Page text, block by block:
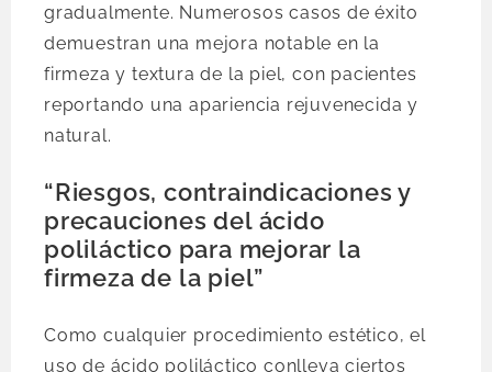
gradualmente. Numerosos casos de éxito
demuestran una mejora notable en la
firmeza y textura de la piel, con pacientes
reportando una apariencia rejuvenecida y
natural.
“Riesgos, contraindicaciones y
precauciones del ácido
poliláctico para mejorar la
firmeza de la piel”
Como cualquier procedimiento estético, el
uso de ácido poliláctico conlleva ciertos